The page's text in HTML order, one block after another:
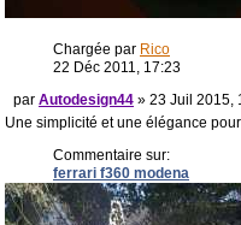
Chargée par Rico
22 Déc 2011, 17:23
par Autodesign44 » 23 Juil 2015,
Une simplicité et une élégance
Commentaire sur:
ferrari f360 modena